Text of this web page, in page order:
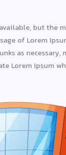
but
of Lorem
as
Lorem Ipsum